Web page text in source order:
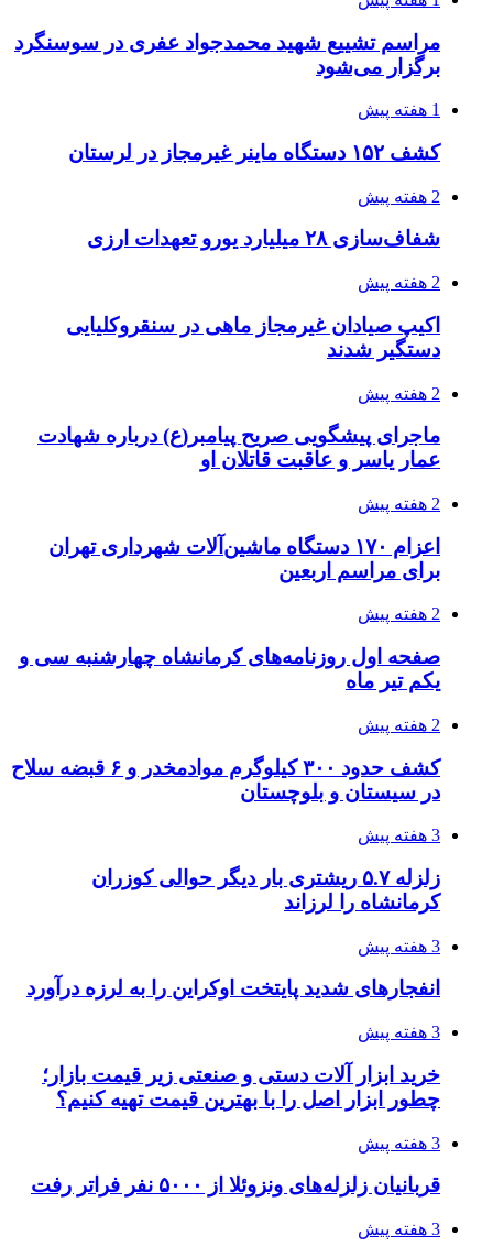
مراسم تشییع شهید محمدجواد عفری در سوسنگرد
برگزار می‌شود
1 هفته پیش
کشف ۱۵۲ دستگاه ماینر غیرمجاز در لرستان
2 هفته پیش
شفاف‌سازی ۲۸ میلیارد یورو تعهدات ارزی
2 هفته پیش
اکیپ صیادان غیرمجاز ماهی در سنقروکلیایی
دستگیر شدند
2 هفته پیش
ماجرای پیشگویی صریح پیامبر(ع) درباره شهادت
عمار یاسر و عاقبت قاتلان او
2 هفته پیش
اعزام ۱۷۰ دستگاه ماشین‌آلات شهرداری تهران
برای مراسم اربعین
2 هفته پیش
صفحه اول روزنامه‌های کرمانشاه چهارشنبه سی و
یکم تیر ماه
2 هفته پیش
کشف حدود ۳۰۰ کیلوگرم موادمخدر و ۶ قبضه سلاح
در سیستان و بلوچستان
3 هفته پیش
زلزله ۵.۷ ریشتری بار دیگر حوالی کوزران
کرمانشاه را لرزاند
3 هفته پیش
انفجارهای شدید پایتخت اوکراین را به لرزه درآورد
3 هفته پیش
خرید ابزار آلات دستی و صنعتی زیر قیمت بازار؛
چطور ابزار اصل را با بهترین قیمت تهیه کنیم؟
3 هفته پیش
قربانیان زلزله‌های ونزوئلا از ۵۰۰۰ نفر فراتر رفت
3 هفته پیش